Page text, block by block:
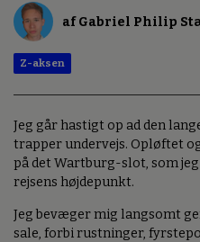
af Gabriel Philip
Z-aksen
Jeg går hastigt op ad den
trapper undervejs. Opløftet
på det Wartburg-slot, som
rejsens højdepunkt.
Jeg bevæger mig langsomt
sale, forbi rustninger,